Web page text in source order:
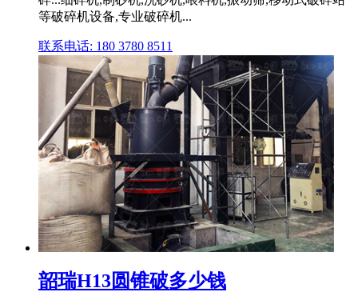
等破碎机设备,专业破碎机...
联系电话: 180 3780 8511
韶瑞H13圆锥破多少钱